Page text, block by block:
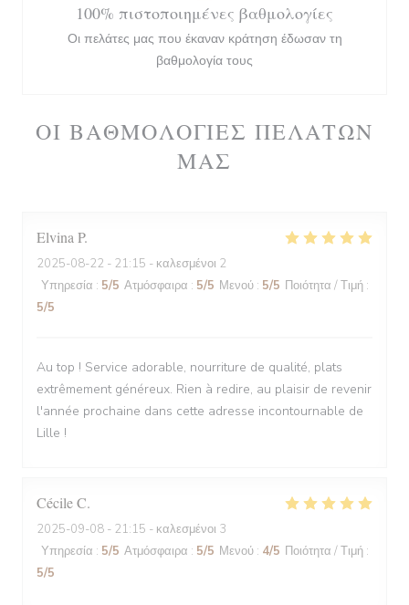
ΟΙ ΒΑΘΜΟΛΟΓΊΕΣ ΠΕΛΑΤΏΝ
ΜΑΣ
Elvina P
2025-08-22 - 21:15 - καλεσμένοι 2
Υπηρεσία : 5/5 Ατμόσφαιρα : 5/5 Μενού : 5/5 Ποιότητα / Τιμή :
5/5
Au top ! Service adorable, nourriture de qualité, plats
extrêmement généreux. Rien à redire, au plaisir de revenir
l'année prochaine dans cette adresse incontournable de
Lille !
CécileC
2025-09-08 - 21:15 - καλεσμένοι 3
Υπηρεσία : 5/5 Ατμόσφαιρα : 5/5 Μενού : 4/5 Ποιότητα / Τιμή :
5/5
100% πιστοποιημένες βαθμολογίες
Οι πελάτες μας που έκαναν κράτηση έδωσαν τη
βαθμολογία τους